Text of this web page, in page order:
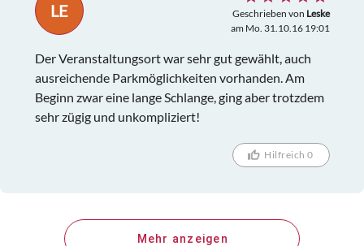
LE Geschrieben von Leske
am Mo. 31.10.16 19:01
Der Veranstaltungsort war sehr gut gewählt, auch
ausreichende Parkmöglichkeiten vorhanden. Am
Beginn zwar eine lange Schlange, ging aber trotzdem
sehr zügig und unkompliziert!
Hilfreich 0
Mehr anzeigen